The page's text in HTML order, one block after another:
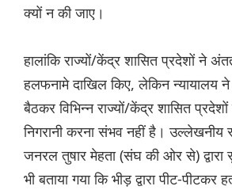
क्यों न की जाए।
हालांकि राज्यों/केंद्र शासित प्रदेशों ने
हलफनामे दाखिल किए, लेकिन न्यायालय ने
बैठकर विभिन्न राज्यों/केंद्र शासित प्रदेशों
निगरानी करना संभव नहीं है। उल्लेखनीय
जनरल तुषार मेहता (संघ की ओर से) द्वारा
भी बताया गया कि भीड़ द्वारा पीट-